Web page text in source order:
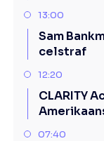
13:00
Sam
celstraf
12:20
CLARITY
07:40